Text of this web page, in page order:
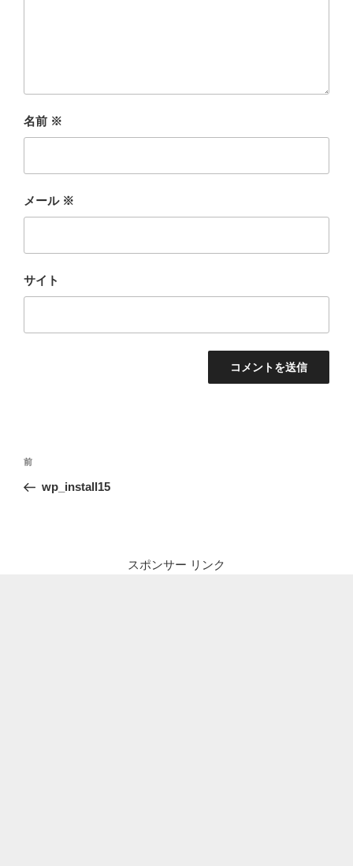
名前 ※
メール ※
サイト
投
ナ
前
の
前
wp_install15
スポンサー リンク